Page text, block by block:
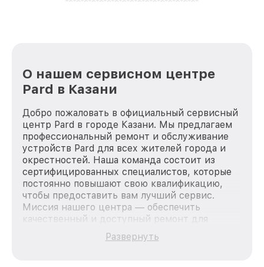
О нашем сервисном центре
Pard в Казани
Добро пожаловать в официальный сервисный
центр Pard в городе Казани. Мы предлагаем
профессиональный ремонт и обслуживание
устройств Pard для всех жителей города и
окрестностей. Наша команда состоит из
сертифицированных специалистов, которые
постоянно повышают свою квалификацию,
чтобы предоставить вам лучший сервис.
Миссия нашего центра — обеспечить
качественный и доступный ремонт для
каждого пользователя продукции Pard, вне
зависимости от сложности поломки. Мы
Развернуть